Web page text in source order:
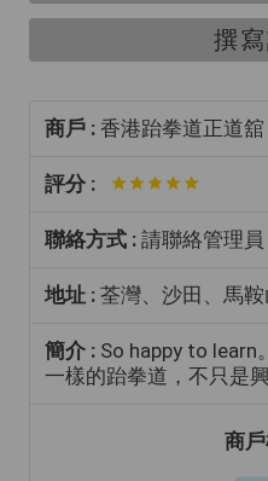
撰
商戶 : 香港跆拳道正道
評分 :
聯絡方式 : 請聯絡管理員
地址 : 荃灣、沙田、馬
簡介 : So happy to learn
一樣的跆拳道，不只是
商